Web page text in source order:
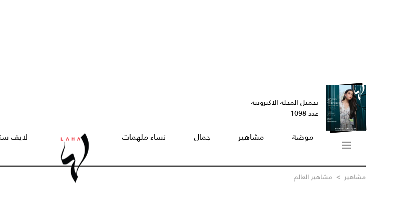
تحميل المجلة الاكترونية
عدد 1098
موضة مشاهير جمال نساء ملهمات لايف
مشاهير > مشاهير العالم